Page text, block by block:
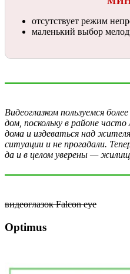
отсутствует режим
маленький выбор
Видеоглазком пользуемся
дом, поскольку в районе
дома и издеваться над
ситуации и не прогадали.
да и в целом уверены —
видеоглазок Falcon eye
Optimus